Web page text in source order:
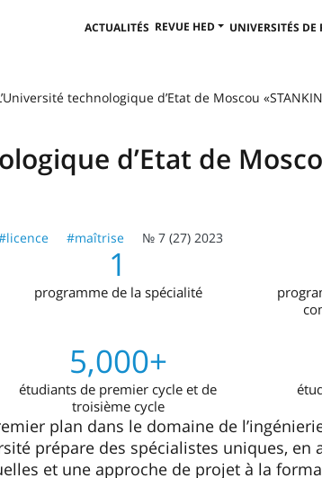
ACTUALITÉS REVUE HED UNIVERSITÉS DE
technologique d’Etat de Moscou
d’Etat de
#maîtrise № 7 (27) 2023
1
programme de la spécialité
5,000+
étudiants de premier cycle et de
troisième cycle
plan dans le domaine de
prépare des spécialistes uniques, en
et une approche de projet à la